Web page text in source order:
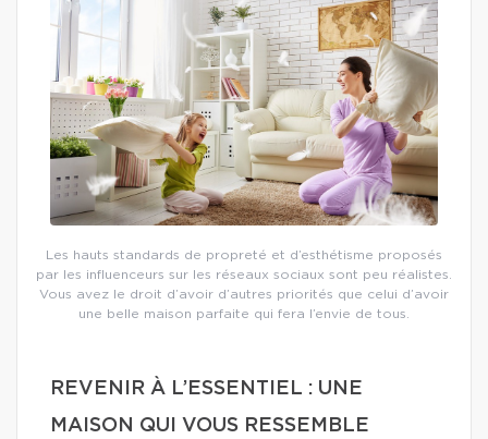
Les hauts standards de propreté et d’esthétisme proposés
par les influenceurs sur les réseaux sociaux sont peu réalistes.
Vous avez le droit d’avoir d’autres priorités que celui d’avoir
une belle maison parfaite qui fera l’envie de tous.
REVENIR À L’ESSENTIEL : UNE
MAISON QUI VOUS RESSEMBLE